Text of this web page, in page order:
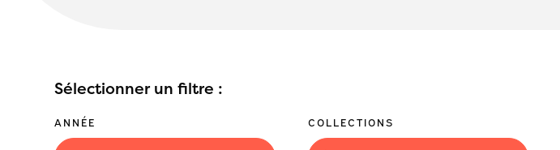
Sélectionner un filtre :
ANNÉE COLLECTIONS